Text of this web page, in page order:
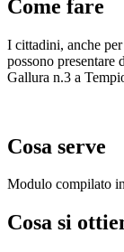
Come fare
I cittadini, anche
possono
Gallura n.3 a
Cosa serve
Modulo compilato
Cosa si